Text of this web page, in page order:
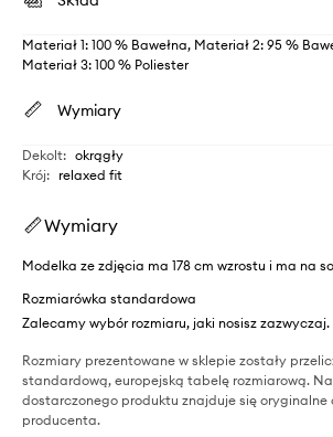
Materiał 1: 100 % Bawełna, Materiał 2: 95 %
Materiał 3: 100 % Poliester
Wymiary
Dekolt: okrągły
Krój: relaxed fit
Wymiary
Modelka ze zdjęcia ma 178 cm wzrostu i ma na
Rozmiarówka standardowa
Zalecamy wybór rozmiaru, jaki nosisz zazwyczaj.
Rozmiary prezentowane w sklepie zostały
standardową, europejską tabelę rozmiarową.
dostarczonego produktu znajduje się oryginalne
producenta.